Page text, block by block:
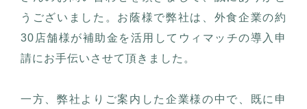
うございました。お蔭様で弊社は、外食企業の約
30店舗様が補助金を活用してウィマッチの導入申
請にお手伝いさせて頂きました。
一方、弊社よりご案内した企業様の中で、既に申